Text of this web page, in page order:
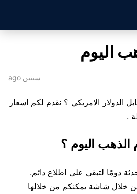
اليوم
سنتين ago
الدولار الامريكي ؟ نقدم لكم اسعار
.
اليوم ؟
دومًا لتبقى على اطلاع دائم.
خلال شاشة يمكنكم من خلالها